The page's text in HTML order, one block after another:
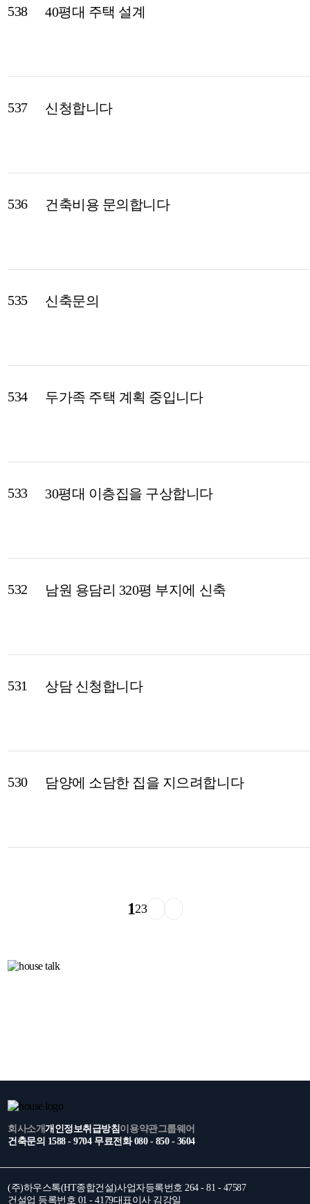
538 40평대 주택 설계
537 신청합니다
536 건축비용 문의합니다
535 신축문의
534 두가족 주택 계획 중입니다
533 30평대 이층집을 구상합니다
532 남원 용담리 320평 부지에 신축
531 상담 신청합니다
530 담양에 소담한 집을 지으려합니다
123
회사소개개인정보취급방침이용약관그룹웨어
건축문의 1588 - 9704 무료전화 080 - 850 - 3604
(주)하우스톡(HT종합건설)사업자등록번호 264 - 81 - 47587
건설업 등록번호 01 - 4179대표이사 김강일